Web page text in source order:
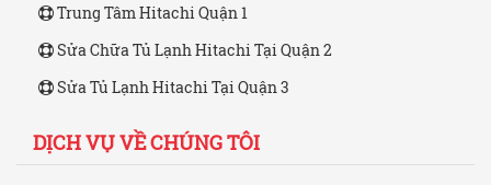
Trung Tâm Hitachi Quận 1
Sửa Chữa Tủ Lạnh Hitachi Tại Quận 2
Sửa Tủ Lạnh Hitachi Tại Quận 3
DỊCH VỤ VỀ CHÚNG TÔI